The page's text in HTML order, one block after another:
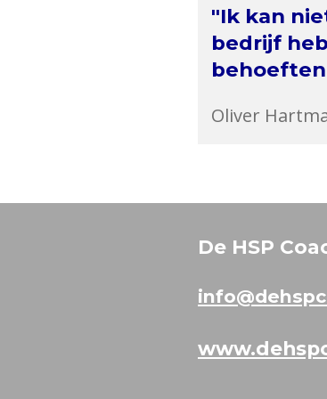
"Ik kan
bedrijf
Oliver
De HSP
i